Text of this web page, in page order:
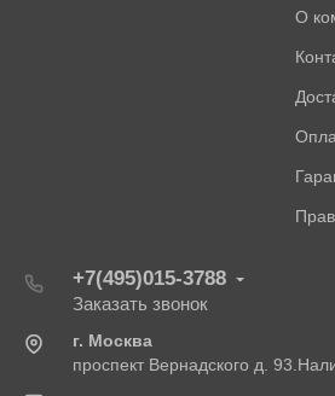
О
+7(495)015-3788
Заказать звонок
г. Москва
проспект Вернадского д.